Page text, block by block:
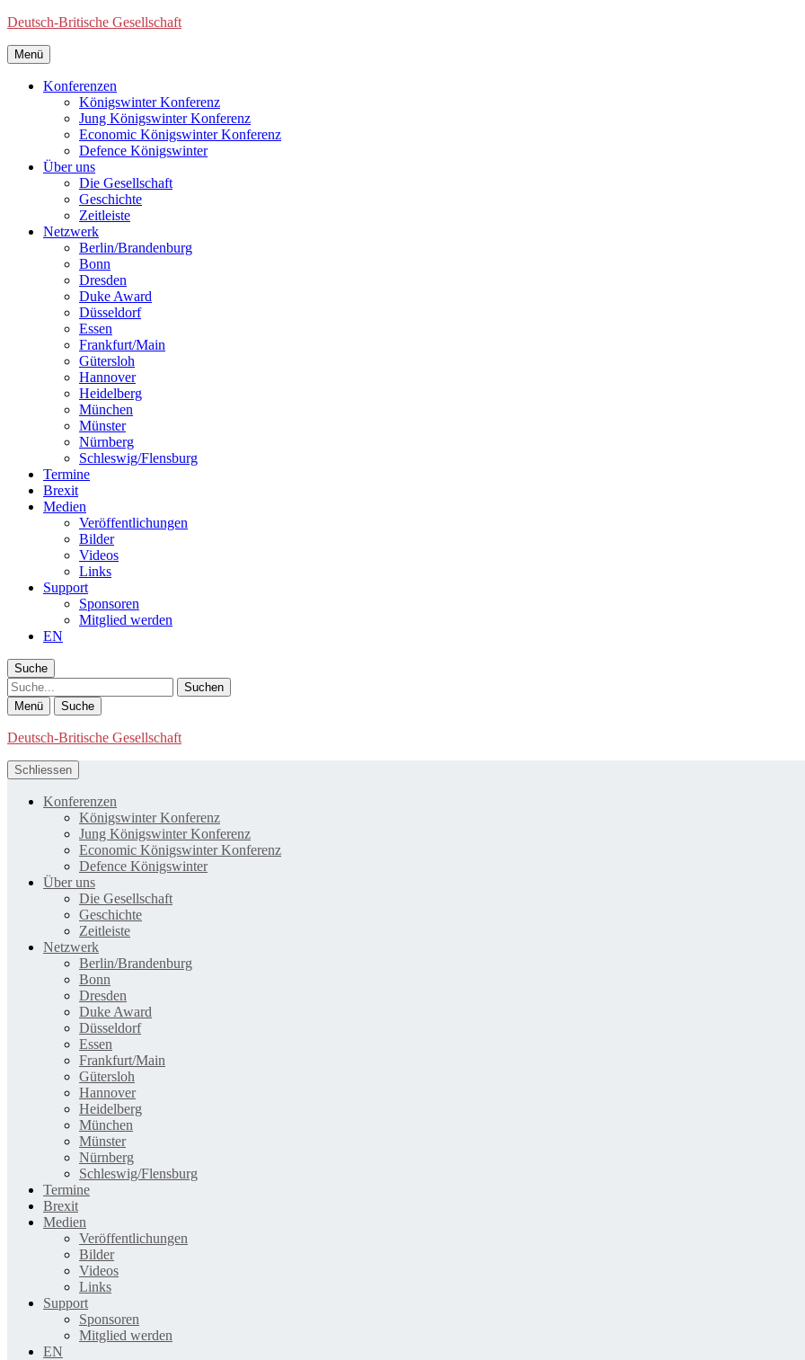
Deutsch-Britische Gesellschaft
Menü
Konferenzen
Königswinter Konferenz
Jung Königswinter Konferenz
Economic Königswinter Konferenz
Defence Königswinter
Über uns
Die Gesellschaft
Geschichte
Zeitleiste
Netzwerk
Berlin/Brandenburg
Bonn
Dresden
Duke Award
Düsseldorf
Essen
Frankfurt/Main
Gütersloh
Hannover
Heidelberg
München
Münster
Nürnberg
Schleswig/Flensburg
Termine
Brexit
Medien
Veröffentlichungen
Bilder
Videos
Links
Support
Sponsoren
Mitglied werden
EN
Suche
Suche
Menü Suche
Deutsch-Britische Gesellschaft
Schliessen
Konferenzen
Königswinter Konferenz
Jung Königswinter Konferenz
Economic Königswinter Konferenz
Defence Königswinter
Über uns
Die Gesellschaft
Geschichte
Zeitleiste
Netzwerk
Berlin/Brandenburg
Bonn
Dresden
Duke Award
Düsseldorf
Essen
Frankfurt/Main
Gütersloh
Hannover
Heidelberg
München
Münster
Nürnberg
Schleswig/Flensburg
Termine
Brexit
Medien
Veröffentlichungen
Bilder
Videos
Links
Support
Sponsoren
Mitglied werden
EN